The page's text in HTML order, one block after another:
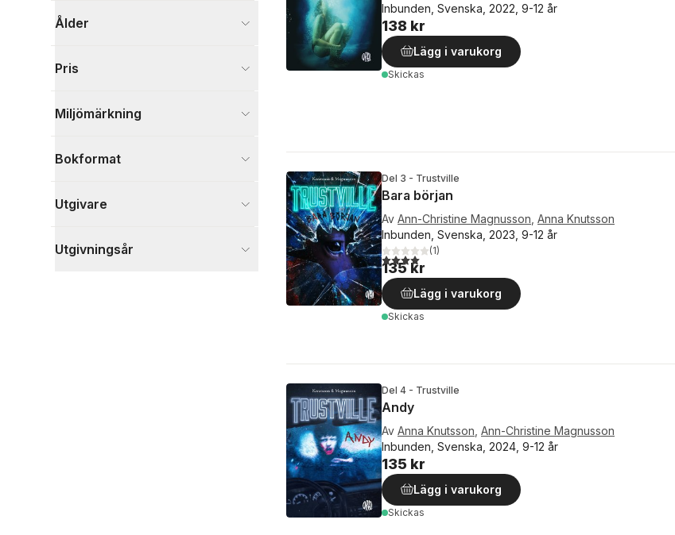
Psykologi och pedagogik
1
Ålder
Pris
Miljömärkning
Bokformat
Utgivare
Utgivningsår
Inbunden, Svenska, 2022, 9-12 år
138 kr
Lägg i varukorg
Skickas
Del 3 - Trustville
Bara början
Av Ann-Christine Magnusson Anna Knutsson
Inbunden, Svenska, 2023, 9-12 år
4,0utav 5 stjärnor. Totalt antal röster:
(1)
135 kr
Lägg i varukorg
Skickas
Del 4 - Trustville
Andy
Av Anna Knutsson Ann-Christine Magnusson
Inbunden, Svenska, 2024, 9-12 år
135 kr
Lägg i varukorg
Skickas